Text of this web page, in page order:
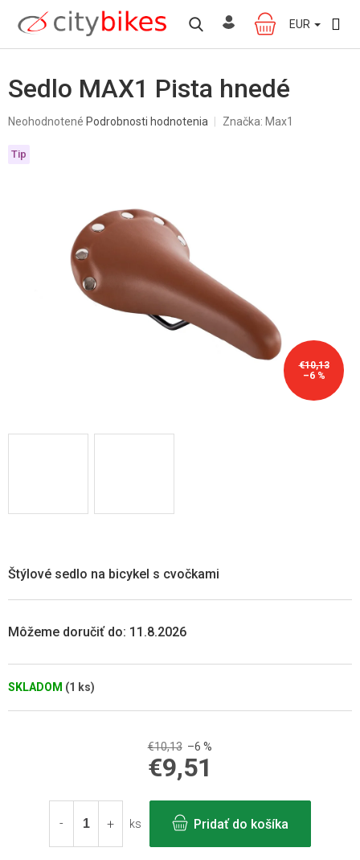
obsah
NÁKUPNÝ
KOŠÍK
EUR
Sedlo MAX1 Pista hnedé
Priemerné
produktu
je
Neohodnotené Podrobnosti hodnotenia Značka: Max1
€10,13
–6 %
Tip
SKLADOM (1 ks)
Môžeme doručiť do: 11.8.2026
Štýlové sedlo na bicykel s cvočkami
€10,13 –6 %
€9,51
cena:
ks
Pridať do košíka